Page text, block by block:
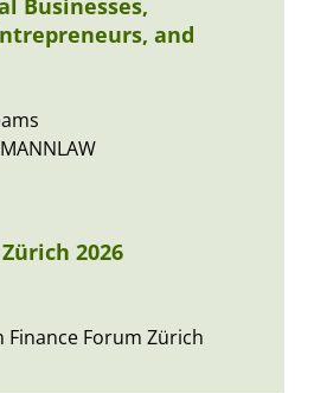
Businesses,
and
2026
Finance Forum Zürich